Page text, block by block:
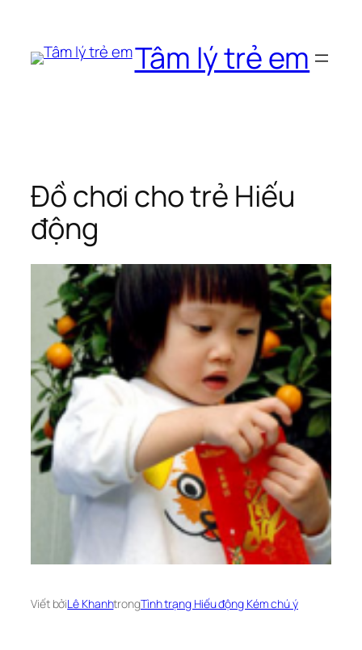
phần
Tâm lý trẻ em
Đồ chơi cho trẻ Hiếu
động
Viết bởiLê KhanhtrongTình trạng Hiếu động Kém chú ý